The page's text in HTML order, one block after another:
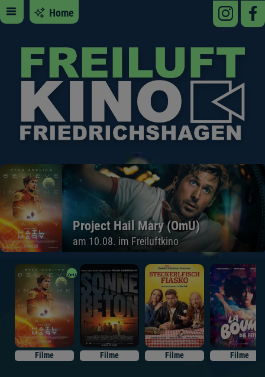
Home
Project Hail Mary (OmU)
am 10.08. im Freiluftkino
OmU
Filme Filme Filme Filme